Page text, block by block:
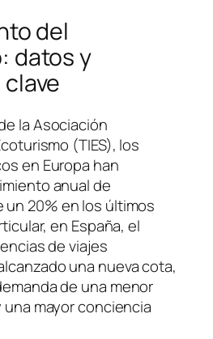
del
datos y
laAsociación
(TIES), los
en Europa han
anual de
20% en los últimos
en España, el
de viajes
una nueva cota,
de una menor
mayor conciencia